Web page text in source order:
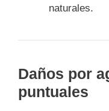
naturales.
Daños por
puntuales